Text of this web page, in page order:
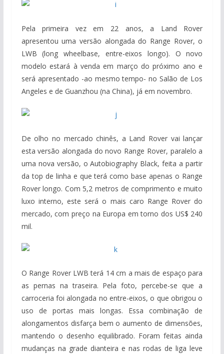
Pela primeira vez em 22 anos, a Land Rover
apresentou uma versão alongada do Range Rover, o
LWB (long wheelbase, entre-eixos longo). O novo
modelo estará à venda em março do próximo ano e
será apresentado -ao mesmo tempo- no Salão de Los
Angeles e de Guanzhou (na China), já em novembro.
De olho no mercado chinês, a Land Rover vai lançar
esta versão alongada do novo Range Rover, paralelo a
uma nova versão, o Autobiography Black, feita a partir
da top de linha e que terá como base apenas o Range
Rover longo. Com 5,2 metros de comprimento e muito
luxo interno, este será o mais caro Range Rover do
mercado, com preço na Europa em torno dos US$ 240
mil.
O Range Rover LWB terá 14 cm a mais de espaço para
as pernas na traseira. Pela foto, percebe-se que a
carroceria foi alongada no entre-eixos, o que obrigou o
uso de portas mais longas. Essa combinação de
alongamentos disfarça bem o aumento de dimensões,
mantendo o desenho equilibrado. Foram feitas ainda
mudanças na grade dianteira e nas rodas de liga leve